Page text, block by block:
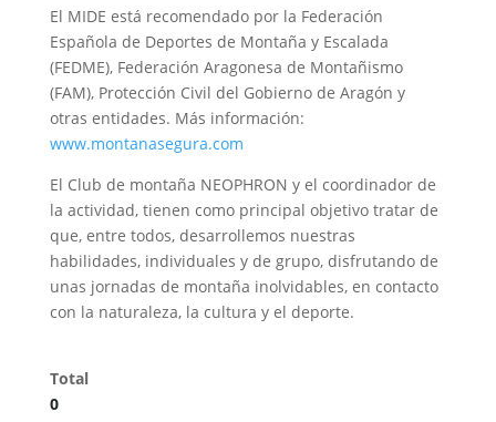
El MIDE está recomendado por la Federación
Española de Deportes de Montaña y Escalada
(FEDME), Federación Aragonesa de Montañismo
(FAM), Protección Civil del Gobierno de Aragón y
otras entidades. Más información:
www.montanasegura.com
El Club de montaña NEOPHRON y el coordinador de
la actividad, tienen como principal objetivo tratar de
que, entre todos, desarrollemos nuestras
habilidades, individuales y de grupo, disfrutando de
unas jornadas de montaña inolvidables, en contacto
con la naturaleza, la cultura y el deporte.
Total
0